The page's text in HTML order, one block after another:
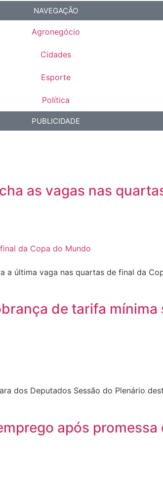
NAVEGAÇÃO
Agronegócio
Cidades
Esporte
Política
PUBLICIDADE
as vagas nas
a última vaga nas quartas de final da
de tarifa
dos Deputados Sessão do Plenário
após